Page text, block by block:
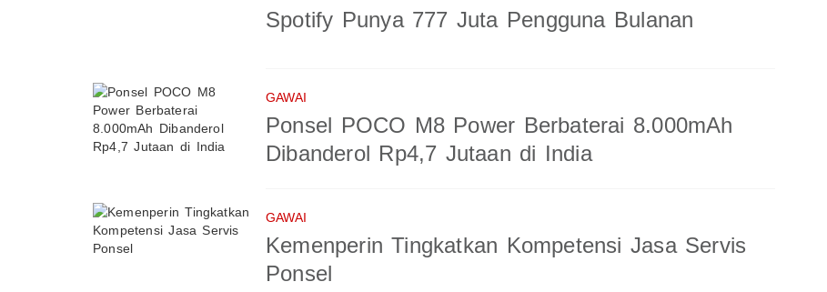
Spotify Punya 777 Juta Pengguna Bulanan
GAWAI
Ponsel POCO M8 Power Berbaterai 8.000mAh
Dibanderol Rp4,7 Jutaan di India
GAWAI
Kemenperin Tingkatkan Kompetensi Jasa Servis
Ponsel